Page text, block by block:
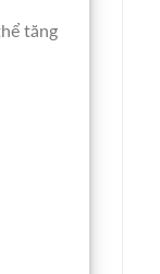
tăng